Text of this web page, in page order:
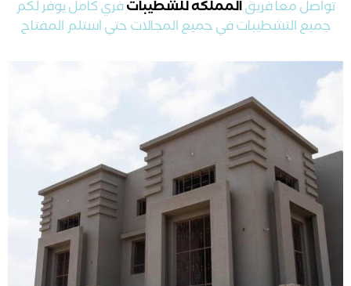
تواصل معا فريقالمملكه للشطيباتفري كامل يوفر لكم
جميع التشطيبات في جميع المجالات حتي استلم المفتاح